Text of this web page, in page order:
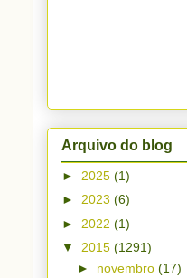
Arquivo do blog
► 2025 (1)
► 2023 (6)
► 2022 (1)
▼ 2015 (1291)
► novembro (17)